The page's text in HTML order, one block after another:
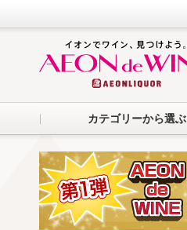
カテゴリーから選ぶ